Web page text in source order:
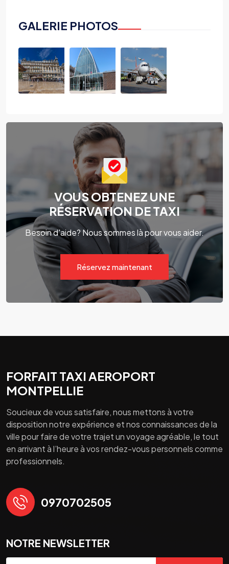
GALERIE PHOTOS
VOUS OBTENEZ UNE
RÉSERVATION DE TAXI
Besoin d'aide? Nous sommes là pour vous aider.
Réservez maintenant
FORFAIT TAXI AEROPORT
MONTPELLIE
Soucieux de vous satisfaire, nous mettons à votre
disposition notre expérience et nos connaissances de la
ville pour faire de votre trajet un voyage agréable, le tout
en arrivant à l’heure à vos rendez-vous personnels comme
professionnels.
0970702505
NOTRE NEWSLETTER